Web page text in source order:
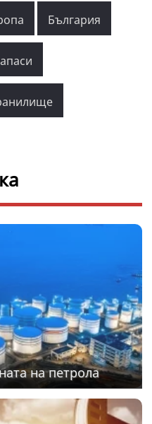
България
на петрола